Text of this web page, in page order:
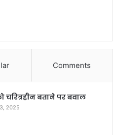
Comments
चरित्रहीन बताने पर बवाल
2025